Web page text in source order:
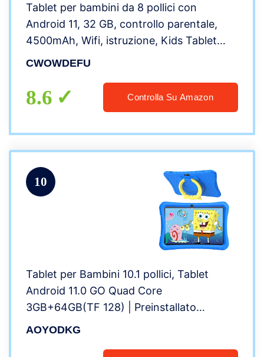
Tablet per bambini da 8 pollici con
Android 11, 32 GB, controllo parentale,
4500mAh, Wifi, istruzione, Kids Tablet
bambini con custodia (Rosa)
CWOWDEFU
8.6 Controlla Su Amazon
10
Tablet per Bambini 10.1 pollici, Tablet
Android 11.0 GO Quad Core
3GB+64GB(TF 128) | Preinstallato
Istruzione Software (iWAWA) | Controllo
AOYODKG